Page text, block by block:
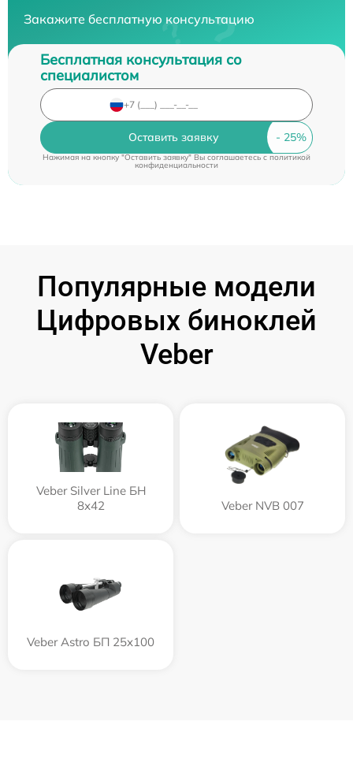
Закажите бесплатную консультацию
Бесплатная консультация со
специалистом
Оставить заявку
Нажимая на кнопку "Оставить заявку" Вы соглашаетесь cполитикой
конфиденциальности
Популярные модели
Цифровых биноклей
Veber
Veber Silver Line БН
8x42
Veber NVB 007
Veber Astro БП 25x100